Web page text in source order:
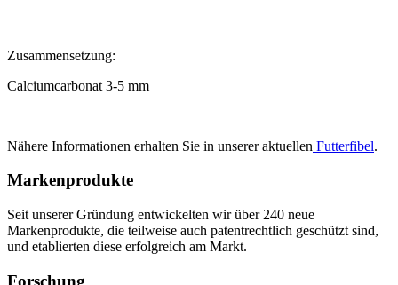
Zusammensetzung:
Calciumcarbonat 3-5 mm
Nähere Informationen erhalten Sie in unserer aktuellen Futterfibel.
Markenprodukte
Seit unserer Gründung entwickelten wir über 240 neue
Markenprodukte, die teilweise auch patentrechtlich geschützt sind,
und etablierten diese erfolgreich am Markt.
Forschung